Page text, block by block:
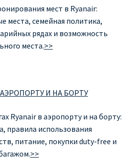
В ВЕНУ
В ЛОНДОН
НА КИПР
мест в Ryanair:
места, семейная политика,
рядах и возможность
места.>>
АЭРОПОРТУ И НА БОРТУ
Ryanair в аэропорту и на борту:
правила использования
питание, покупки duty-free и
>>